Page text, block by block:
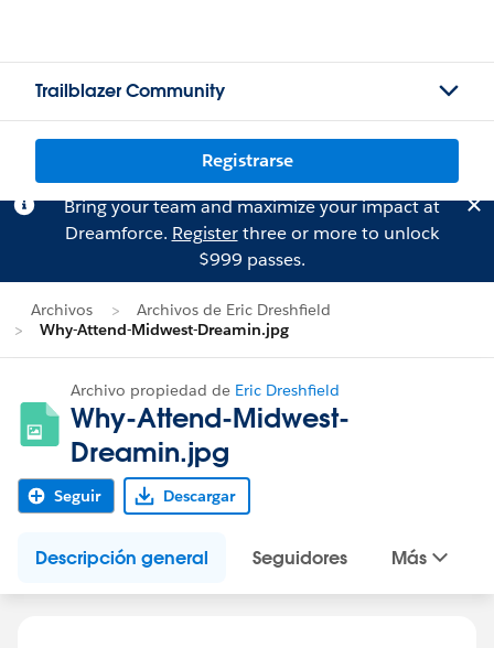
Trailblazer Community
Registrarse
Bring your team and maximize your impact at
Dreamforce. Registerthree or more to unlock
$999 passes.
Archivos
Archivos de Eric Dreshfield
Why-Attend-Midwest-Dreamin.jpg
Archivo propiedad de Eric Dreshfield
Why-Attend-Midwest-
Dreamin.jpg
Seguir Descargar
Descripción general Seguidores Más